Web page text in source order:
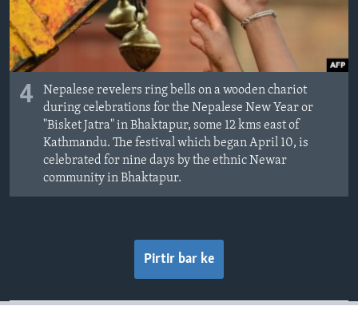
4
Nepalese revelers ring bells on a wooden chariot
during celebrations for the Nepalese New Year or
"Bisket Jatra" in Bhaktapur, some 12 kms east of
Kathmandu. The festival which began April 10, is
celebrated for nine days by the ethnic Newar
community in Bhaktapur.
Pirtir bar ke